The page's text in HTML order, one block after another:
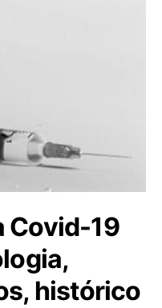
Covid-19
histórico